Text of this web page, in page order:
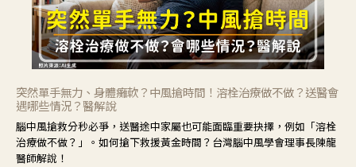
突然單手無力、身體癱軟？中風搶時間！溶栓治療做不做？送醫會
遇哪些情況？醫解說
腦中風搶救分秒必爭，送醫途中家屬也可能面臨重要抉擇，例如「溶栓
治療做不做？」。如何搶下救援黃金時間？台灣腦中風學會理事長陳龍
醫師解說！